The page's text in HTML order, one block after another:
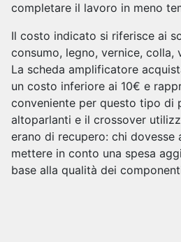
completare il lavoro in meno
Il costo indicato si riferisce ai
consumo, legno, vernice, colla,
La scheda amplificatore
un costo inferiore ai 10€ e
conveniente per questo tipo di
altoparlanti e il crossover
erano di recupero: chi dovesse
mettere in conto una spesa
base alla qualità dei